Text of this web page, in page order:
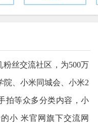
丝交流社区，为500万
院、小米同城会、小米2
拍等众多分类内容，小
小 米官网旗下交流网